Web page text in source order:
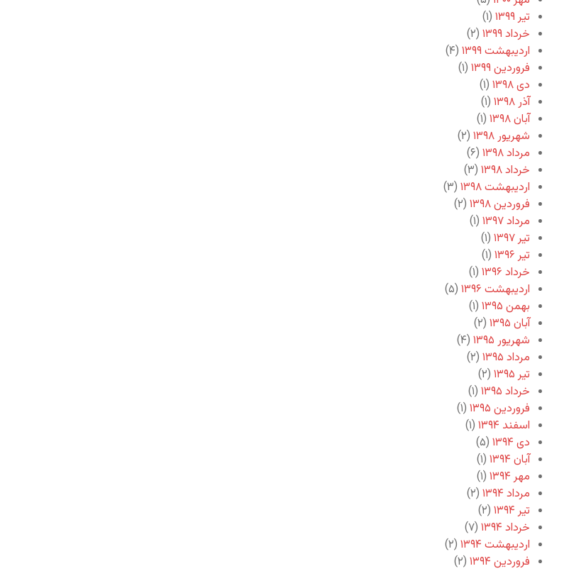
تیر ۱۳۹۹
(۱)
خرداد ۱۳۹۹
(۲)
اردیبهشت ۱۳۹۹
(۴)
فروردین ۱۳۹۹
(۱)
دی ۱۳۹۸
(۱)
آذر ۱۳۹۸
(۱)
آبان ۱۳۹۸
(۱)
شهریور ۱۳۹۸
(۲)
مرداد ۱۳۹۸
(۶)
خرداد ۱۳۹۸
(۳)
اردیبهشت ۱۳۹۸
(۳)
فروردین ۱۳۹۸
(۲)
مرداد ۱۳۹۷
(۱)
تیر ۱۳۹۷
(۱)
تیر ۱۳۹۶
(۱)
خرداد ۱۳۹۶
(۱)
اردیبهشت ۱۳۹۶
(۵)
بهمن ۱۳۹۵
(۱)
آبان ۱۳۹۵
(۲)
شهریور ۱۳۹۵
(۴)
مرداد ۱۳۹۵
(۲)
تیر ۱۳۹۵
(۲)
خرداد ۱۳۹۵
(۱)
فروردین ۱۳۹۵
(۱)
اسفند ۱۳۹۴
(۱)
دی ۱۳۹۴
(۵)
آبان ۱۳۹۴
(۱)
مهر ۱۳۹۴
(۱)
مرداد ۱۳۹۴
(۲)
تیر ۱۳۹۴
(۲)
خرداد ۱۳۹۴
(۷)
اردیبهشت ۱۳۹۴
(۲)
فروردین ۱۳۹۴
(۲)